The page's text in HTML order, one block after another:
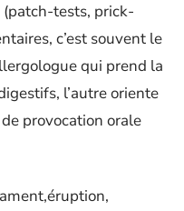
(patch-tests, prick-
c’est souvent le
qui prend la
l’autre oriente
provocation orale